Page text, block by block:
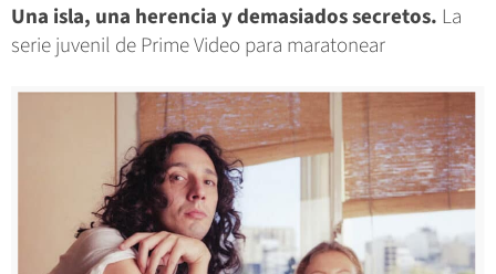
Una isla, una herencia y demasiados secretos. La
serie juvenil de Prime Video para maratonear